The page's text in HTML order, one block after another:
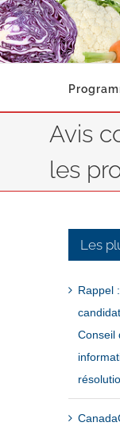
Avis
les
Les
Rappel
Conseil